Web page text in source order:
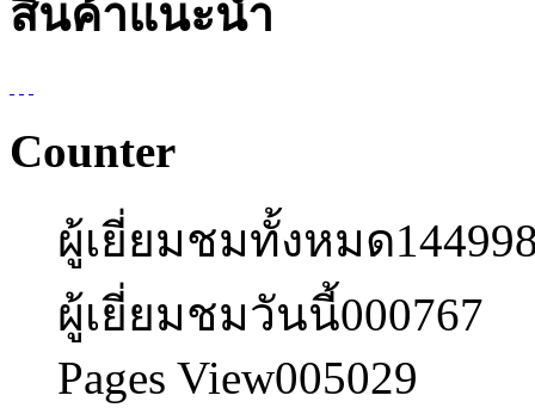
สินค้าแนะนำ
Counter
ผู้เยี่ยมชมทั้งหมด
ผู้เยี่ยมชมวันนี้000767
Pages View005029